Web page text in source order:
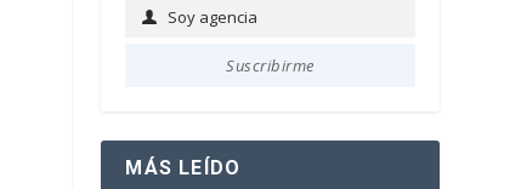
Soy
Soy agencia
Suscribirme
MÁS LEÍDO